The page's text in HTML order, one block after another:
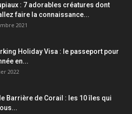
: 7 adorables créatures dont
faire la connaissance...
2021
Holiday Visa : le passeport pour
en...
2022
Barrière de Corail : les 10 îles qui